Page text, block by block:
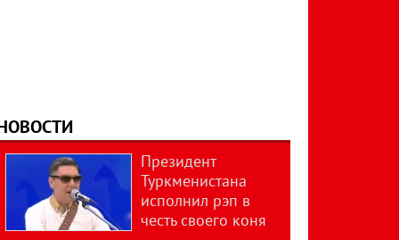
Президент
Туркменистана
исполнил рэп в
честь своего коня